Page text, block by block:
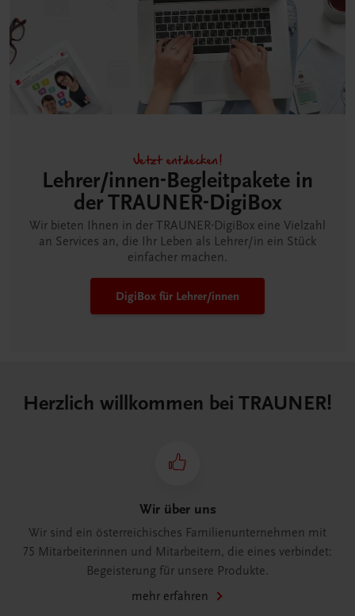
Jetzt entdecken!
Lehrer/innen-Begleitpakete in
der TRAUNER-DigiBox
Wir bieten Ihnen in der TRAUNER-DigiBox eine Vielzahl
an Services an, die Ihr Leben als Lehrer/in ein Stück
einfacher machen.
DigiBox für Lehrer/innen
Herzlich willkommen bei TRAUNER!
Wir über uns
Wir sind ein österreichisches Familienunternehmen mit
75 Mitarbeiterinnen und Mitarbeitern, die eines verbindet:
Begeisterung für unsere Produkte.
mehr erfahren